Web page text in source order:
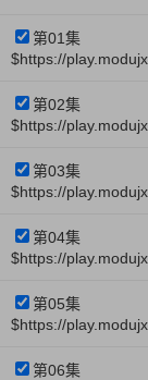
第01集
$https://
第02集
$https://
第03集
$https://
第04集
$https://
第05集
$https://
第06集